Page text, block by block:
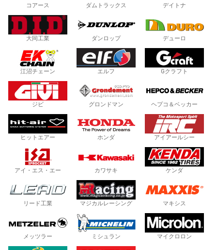
コアース ダムトラックス デイトナ
大同工業 ダンロップ デューロ
江沼チェーン エルフ Gクラフト
ジビ グロンドマン ヘプコ＆ベッカー
ヒットエアー ホンダ アイアールシー
アイ・エス・エー カワサキ ケンダ
リード工業 マジカルレーシング マキシス
メッツラー ミシュラン マイクロロン